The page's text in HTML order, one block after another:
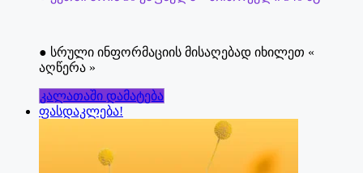
● სრული ინფორმაციის მისაღებად იხილეთ «
აღწერა »
კალათაში დამატება
ფასდაკლება!